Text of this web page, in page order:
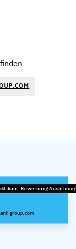
Bewerbung
group.com